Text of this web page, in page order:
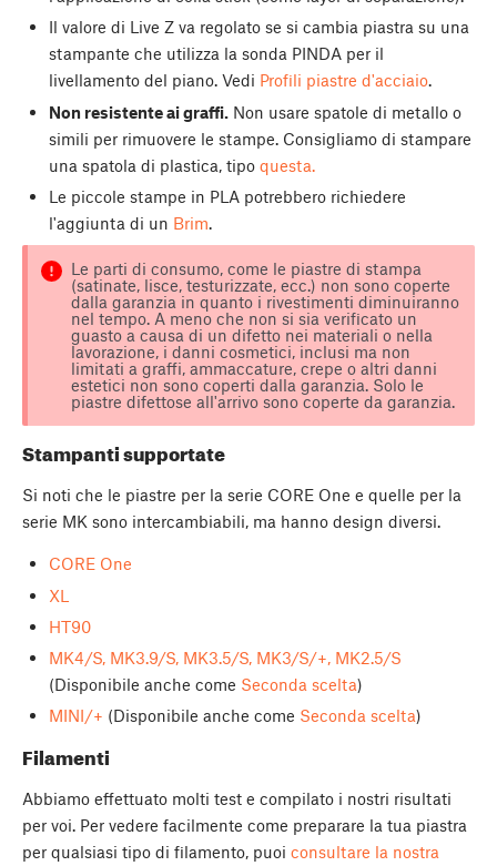
Il valore di Live Z va regolato se si cambia piastra su una
stampante che utilizza la sonda PINDA per il
livellamento del piano. Vedi Profili piastre d'acciaio.
Non resistente ai graffi. Non usare spatole di metallo o
simili per rimuovere le stampe. Consigliamo di stampare
una spatola di plastica, tipo questa.
Le piccole stampe in PLA potrebbero richiedere
l'aggiunta di un Brim.
Le parti di consumo, come le piastre di stampa
(satinate, lisce, testurizzate, ecc.) non sono coperte
dalla garanzia in quanto i rivestimenti diminuiranno
nel tempo. A meno che non si sia verificato un
guasto a causa di un difetto nei materiali o nella
lavorazione, i danni cosmetici, inclusi ma non
limitati a graffi, ammaccature, crepe o altri danni
estetici non sono coperti dalla garanzia. Solo le
piastre difettose all'arrivo sono coperte da garanzia.
Stampanti supportate
Si noti che le piastre per la serie CORE One e quelle per la
serie MK sono intercambiabili, ma hanno design diversi.
CORE One
XL
HT90
MK4/S, MK3.9/S, MK3.5/S, MK3/S/+, MK2.5/S
(Disponibile anche come Seconda scelta)
MINI/+ (Disponibile anche come Seconda scelta)
Filamenti
Abbiamo effettuato molti test e compilato i nostri risultati
per voi. Per vedere facilmente come preparare la tua piastra
per qualsiasi tipo di filamento, puoi consultare la nostra